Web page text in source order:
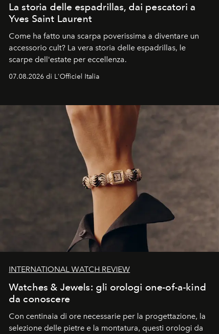
La storia delle espadrillas, dai pescatori a
Yves Saint Laurent
Come ha fatto una scarpa poverissima a diventare un
accessorio cult? La vera storia delle espadrillas, le
scarpe dell'estate per eccellenza.
07.08.2026 di L'Officiel Italia
INTERNATIONAL WATCH REVIEW
Watches & Jewels: gli orologi one-of-a-kind
da conoscere
Con centinaia di ore necessarie per la progettazione, la
selezione delle pietre e la montatura, questi orologi da